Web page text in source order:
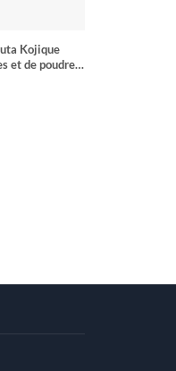
Kojique
et de poudre